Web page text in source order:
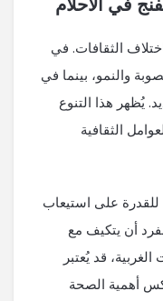
الثقافات. في
والنمو، بينما في
يُظهر هذا التنوع
الثقافية
للقدرة على استيعاب
أن يتكيف مع
قد يُعتبر
أهمية الصحة